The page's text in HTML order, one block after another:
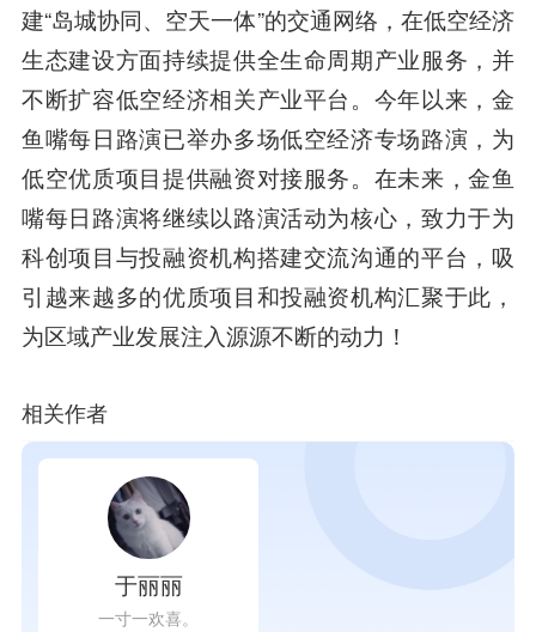
建“岛城协同、空天一体”的交通网络，在低空经济
生态建设方面持续提供全生命周期产业服务，并
不断扩容低空经济相关产业平台。今年以来，金
鱼嘴每日路演已举办多场低空经济专场路演，为
低空优质项目提供融资对接服务。在未来，金鱼
嘴每日路演将继续以路演活动为核心，致力于为
科创项目与投融资机构搭建交流沟通的平台，吸
引越来越多的优质项目和投融资机构汇聚于此，
为区域产业发展注入源源不断的动力！
相关作者
于丽丽
一寸一欢喜。